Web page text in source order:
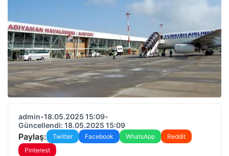
admin•18.05.2025 15:09•
Güncellendi: 18.05.2025 15:09
Paylaş: Twitter Facebook WhatsApp
Reddit
Pinterest